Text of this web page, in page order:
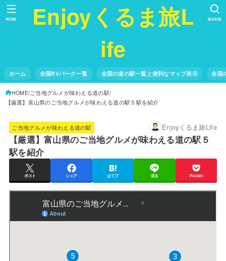
Enjoyくるま旅L
ife
ホーム 全国RVパーク一覧 全国の道の駅一覧と便利なマップ表示 全国
SEARCH
MENU
HOME ご当地グルメが味わえる道の駅
【厳選】富山県のご当地グルメが味わえる道の駅５駅を紹介
ご当地グルメが味わえる道の駅 Enjoyくるま旅Life
【厳選】富山県のご当地グルメが味わえる道の駅５
駅を紹介
ポスト シェア はてブ 送る Pocket